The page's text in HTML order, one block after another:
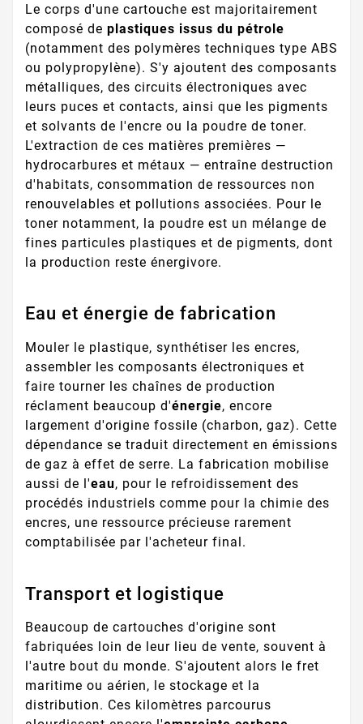
Le corps d'une cartouche est majoritairement
composé de plastiques issus du pétrole
(notamment des polymères techniques type ABS
ou polypropylène). S'y ajoutent des composants
métalliques, des circuits électroniques avec
leurs puces et contacts, ainsi que les pigments
et solvants de l'encre ou la poudre de toner.
L'extraction de ces matières premières —
hydrocarbures et métaux — entraîne destruction
d'habitats, consommation de ressources non
renouvelables et pollutions associées. Pour le
toner notamment, la poudre est un mélange de
fines particules plastiques et de pigments, dont
la production reste énergivore.
Eau et énergie de fabrication
Mouler le plastique, synthétiser les encres,
assembler les composants électroniques et
faire tourner les chaînes de production
réclament beaucoup d'énergie, encore
largement d'origine fossile (charbon, gaz). Cette
dépendance se traduit directement en émissions
de gaz à effet de serre. La fabrication mobilise
aussi de l'eau, pour le refroidissement des
procédés industriels comme pour la chimie des
encres, une ressource précieuse rarement
comptabilisée par l'acheteur final.
Transport et logistique
Beaucoup de cartouches d'origine sont
fabriquées loin de leur lieu de vente, souvent à
l'autre bout du monde. S'ajoutent alors le fret
maritime ou aérien, le stockage et la
distribution. Ces kilomètres parcourus